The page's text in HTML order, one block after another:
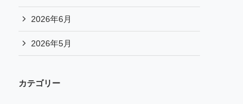
2026年6月
2026年5月
カテゴリー